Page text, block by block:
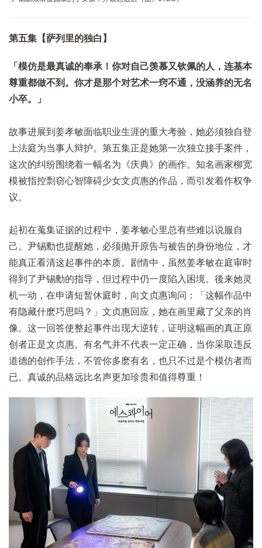
第五集【萨列里的独白】
「模仿是最真诚的奉承！你对自己羡慕又钦佩的人，连基本
尊重都做不到。你才是那个对艺术一窍不通，没涵养的无名
小卒。」
故事进展到姜孝敏面临职业生涯的重大考验，她必须独自登
上法庭为当事人辩护。第五集正是她第一次独立接手案件，
这次的纠纷围绕着一幅名为《庆典》的画作。知名画家柳宽
模被指控剽窃心智障碍少女文贞惠的作品，而引发着作权争
议。
起初在蒐集证据的过程中，姜孝敏心里总有些难以说服自
己。尹锡勳也提醒她，必须抛开原告与被告的身份地位，才
能真正看清这起事件的本质。剧情中，虽然姜孝敏在庭审时
得到了尹锡勳的指导，但过程中仍一度陷入困境。後来她灵
机一动，在申请短暂休庭时，向文贞惠询问：「这幅作品中
有隐藏什麽巧思吗？」文贞惠回应，她在画里藏了父亲的肖
像。这一回答使整起事件出现大逆转，证明这幅画的真正原
创者正是文贞惠。有名气并不代表一定正确，当你采取违反
道德的创作手法，不管你多麽有名，也只不过是个模仿者而
已。真诚的品格远比名声更加珍贵和值得尊重！